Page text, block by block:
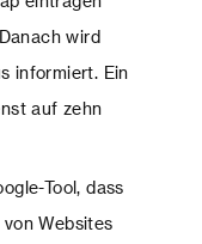
wird
informiert. Ein
auf zehn
Tool, dass
Websites